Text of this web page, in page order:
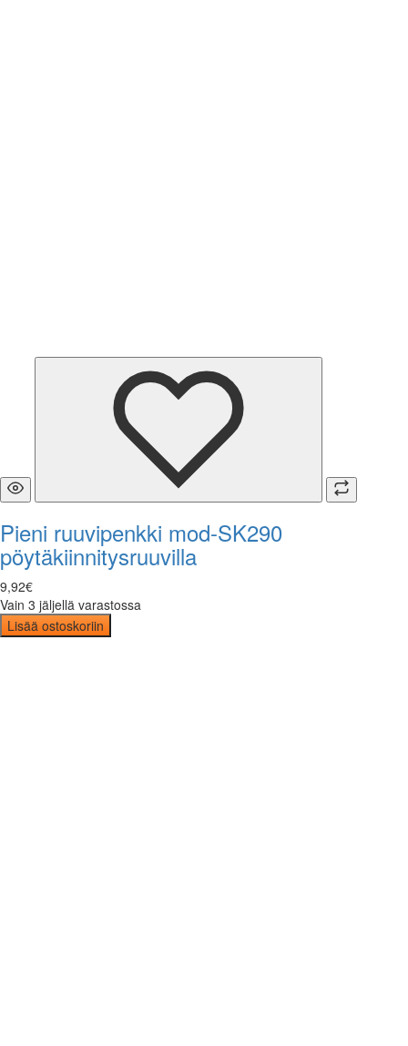
Pieni ruuvipenkki mod-SK290
pöytäkiinnitysruuvilla
9,92€
Vain 3 jäljellä varastossa
Lisää ostoskoriin